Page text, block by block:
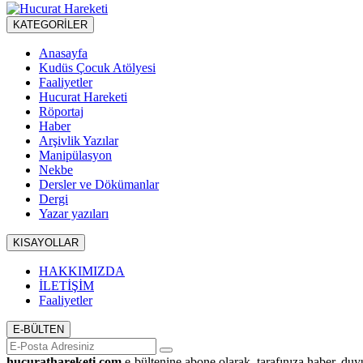
KATEGORİLER
Anasayfa
Kudüs Çocuk Atölyesi
Faaliyetler
Hucurat Hareketi
Röportaj
Haber
Arşivlik Yazılar
Manipülasyon
Nekbe
Dersler ve Dökümanlar
Dergi
Yazar yazıları
KISAYOLLAR
HAKKIMIZDA
İLETİŞİM
Faaliyetler
E-BÜLTEN